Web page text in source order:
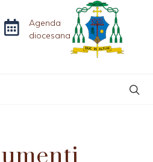
Agenda
diocesana